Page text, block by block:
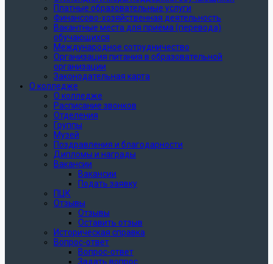
Платные образовательные услуги
Финансово-хозяйственная деятельность
Вакантные места для приёма (перевода)
обучающихся
Международное сотрудничество
Организация питания в образовательной
организации
Законодательная карта
О колледже
О колледже
Расписание звонков
Отделения
Группы
Музей
Поздравления и благодарности
Дипломы и награды
Вакансии
Вакансии
Подать заявку
ПЦК
Отзывы
Отзывы
Оставить отзыв
Историческая справка
Вопрос-ответ
Вопрос-ответ
Задать вопрос